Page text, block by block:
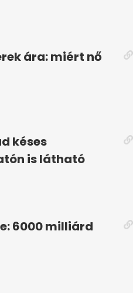
ára: miért nő
késes
is látható
6000 milliárd